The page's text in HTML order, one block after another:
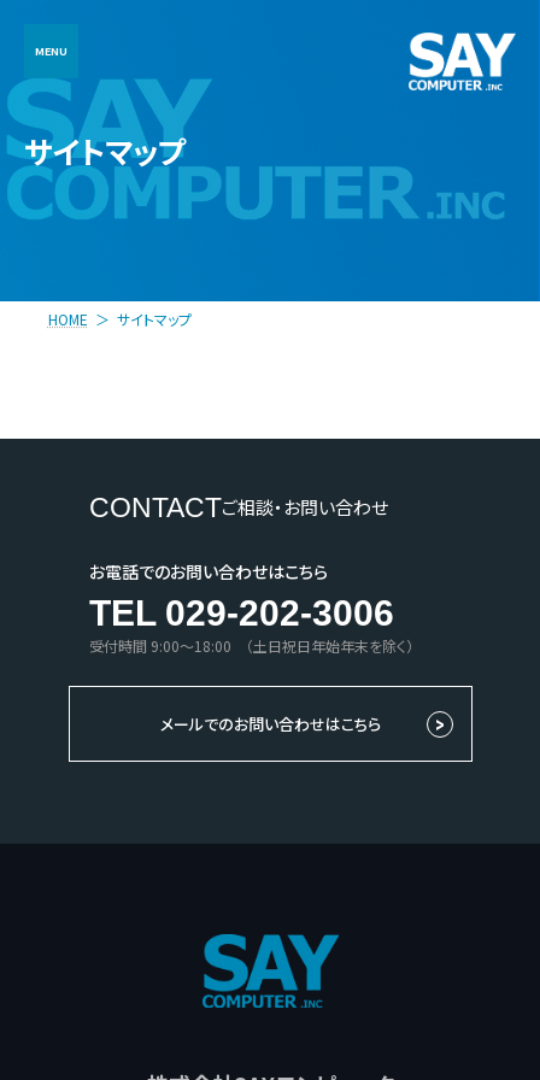
ン
ツ
へ
ス
キ
ッ
ー
シ
ョ
ン
に
移
サイトマップ
HOME サイトマップ
CONTACTご相談・お問い合わせ
お電話でのお問い合わせはこちら
TEL 029-202-3006
受付時間 9:00〜18:00 （土日祝日年始年末を除く）
メールでのお問い合わせはこちら